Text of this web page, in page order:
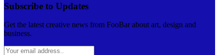
Subscribe to Updates
Get the latest creative news from FooBar about art, design and
business.